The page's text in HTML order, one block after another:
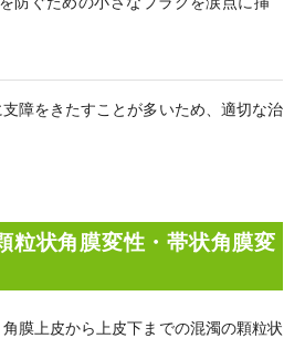
障をきたすことが多いため、適切な治
粒状角膜変性・帯状角膜変
膜上皮から上皮下までの混濁の顆粒状